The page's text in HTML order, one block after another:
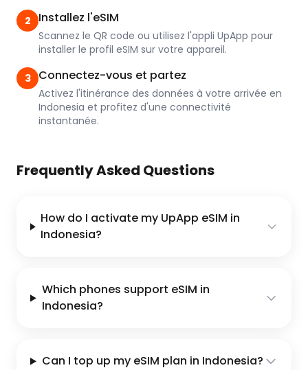
2 Installez l'eSIM
Scannez le QR code ou utilisez l'appli UpApp pour
installer le profil eSIM sur votre appareil.
3 Connectez-vous et partez
Activez l'itinérance des données à votre arrivée en
Indonesia et profitez d'une connectivité
instantanée.
Frequently Asked Questions
How do I activate my UpApp eSIM in
Indonesia?
Which phones support eSIM in
Indonesia?
Can I top up my eSIM plan in Indonesia?